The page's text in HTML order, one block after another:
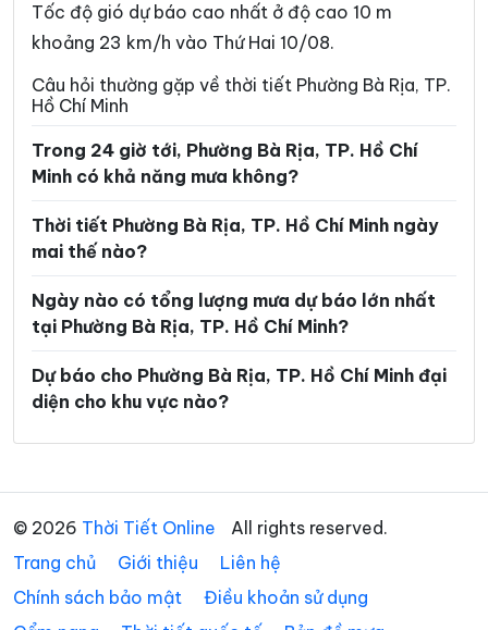
Phường Hiệp Bình Phường Hòa Hưng
Phường Lái Thiêu
Phường Long Bình Phường Long Hương
Phường Long Nguyên Phường Long Phước
Phường Long Trường Phường Minh Phụng
Phường Nhiêu Lộc Phường Phú An
Phường Phú Định Phường Phú Lâm
Phường Phú Nhuận
Phường Phú Thọ Hòa Phường Phú Thuận
Phường Phước Long Phường Phước Thắng
Phường Rạch Dừa Phường Sài Gòn
Phường Tam Bình Phường Tam Long
Tốc độ gió dự báo cao nhất ở độ cao 10 m
khoảng 23 km/h vào Thứ Hai 10/08.
Câu hỏi thường gặp về thời tiết Phường Bà Rịa, TP.
Hồ Chí Minh
Trong 24 giờ tới, Phường Bà Rịa, TP. Hồ Chí
Minh có khả năng mưa không?
Thời tiết Phường Bà Rịa, TP. Hồ Chí Minh ngày
mai thế nào?
Ngày nào có tổng lượng mưa dự báo lớn nhất
tại Phường Bà Rịa, TP. Hồ Chí Minh?
Dự báo cho Phường Bà Rịa, TP. Hồ Chí Minh đại
diện cho khu vực nào?
© 2026 Thời Tiết Online
All rights reserved.
Trang chủ
Giới thiệu
Liên hệ
Chính sách bảo mật
Điều khoản sử dụng